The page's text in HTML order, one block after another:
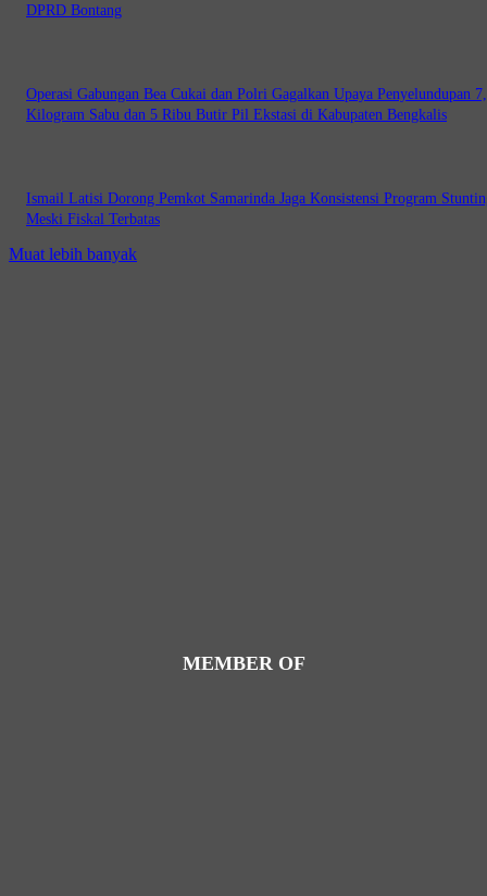
DPRD Bontang
Operasi Gabungan Bea Cukai dan Polri Gagalkan Upaya Penyelundupan
Kilogram Sabu dan 5 Ribu Butir Pil Ekstasi di Kabupaten Bengkalis
Ismail Latisi Dorong Pemkot Samarinda Jaga Konsistensi Program
Meski Fiskal Terbatas
Muat lebih banyak
MEMBER OF